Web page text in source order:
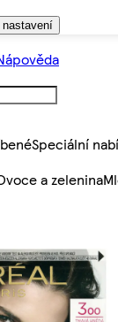
Speciální
a zelenina